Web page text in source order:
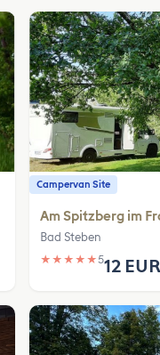
Campervan Site
Am Spitzberg im
Bad Steben
★ ★ ★ ★ ★512 EUR